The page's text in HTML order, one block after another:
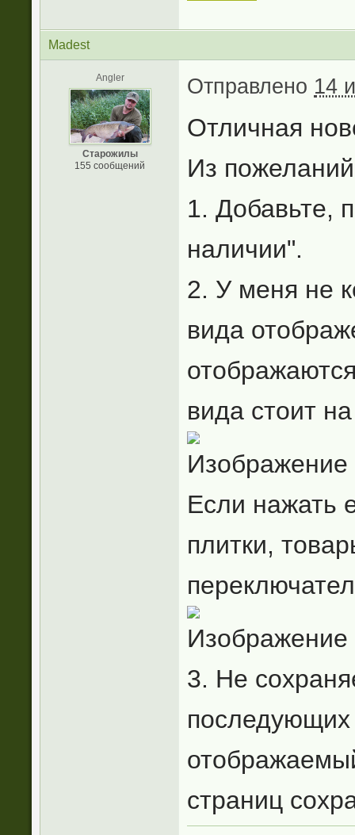
Madest
Angler
Старожилы
155 сообщений
Отправлено 14
Отличная
Из
1. Добавьте,
наличии".
2. У меня не
вида
вида стоит
Если нажать
плитки,
3. Не
последующих
страниц